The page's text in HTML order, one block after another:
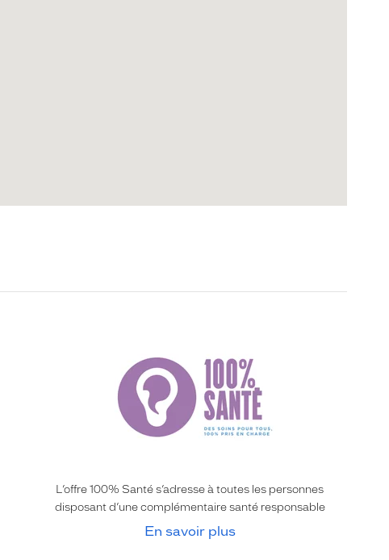
L’offre 100% Santé s’adresse à toutes les personnes
disposant d’une complémentaire santé responsable
En savoir plus